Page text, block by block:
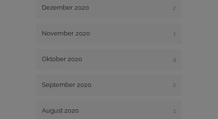
Dezember 2020 2
November 2020 1
Oktober 2020 4
September 2020 2
August 2020 1